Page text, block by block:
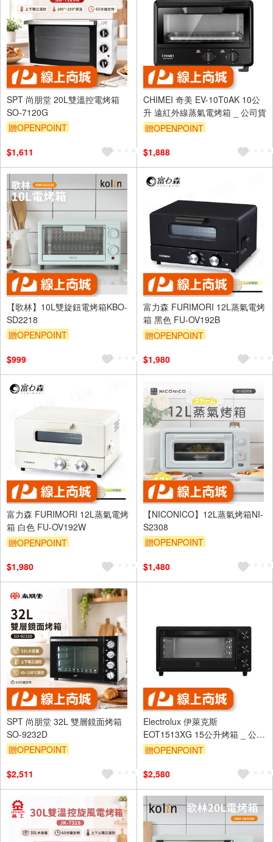
SPT 尚朋堂 20L雙溫控電烤箱
SO-7120G
贈OPENPOINT
$1,611
CHIMEI 奇美 EV-10T0AK 10公
升 遠紅外線蒸氣電烤箱 _ 公司貨
贈OPENPOINT
$1,888
【歌林】10L雙旋鈕電烤箱KBO-
SD2218
贈OPENPOINT
$999
富力森 FURIMORI 12L蒸氣電烤
箱 黑色 FU-OV192B
贈OPENPOINT
$1,980
富力森 FURIMORI 12L蒸氣電烤
箱 白色 FU-OV192W
贈OPENPOINT
$1,980
【NICONICO】12L蒸氣烤箱NI-
S2308
贈OPENPOINT
$1,480
SPT 尚朋堂 32L 雙層鏡面烤箱
SO-9232D
贈OPENPOINT
$2,511
Electrolux 伊萊克斯
EOT1513XG 15公升烤箱 _ 公司
貨
贈OPENPOINT
$2,580